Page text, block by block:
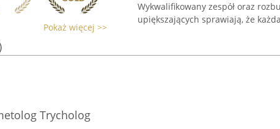
Pokaż więcej >>
Wykwalifikowany zespół oraz
upiększających sprawiają, że
Trycholog